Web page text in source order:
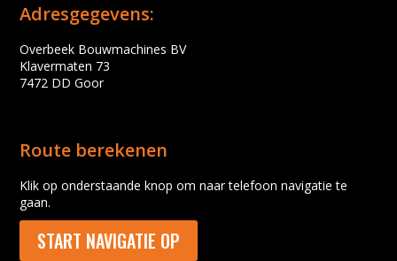
Adresgegevens:
Overbeek Bouwmachines BV
Klavermaten 73
7472 DD Goor
Route berekenen
Klik op onderstaande knop om naar telefoon navigatie te
gaan.
START NAVIGATIE OP